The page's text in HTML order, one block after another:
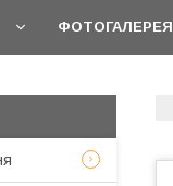
ФОТОГАЛЕРЕЯ